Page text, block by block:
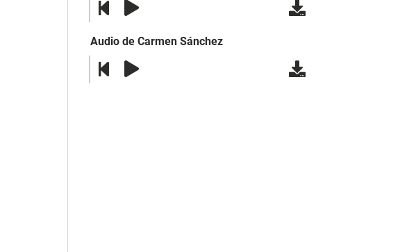
Audio de Carmen Sánchez